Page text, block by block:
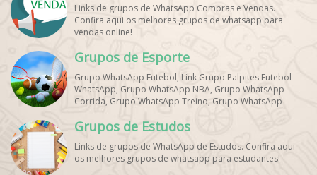
Links de grupos de WhatsApp Compras e Vendas.
Confira aqui os melhores grupos de whatsapp para
vendas online!
Grupos de Esporte
Grupo WhatsApp Futebol, Link Grupo Palpites Futebol
WhatsApp, Grupo WhatsApp NBA, Grupo WhatsApp
Corrida, Grupo WhatsApp Treino, Grupo WhatsApp
WhatsApp, Grupo de Torcedores [Nome do Time]
WhatsApp, Link de Grupos de Esporte Grátis, Grupo
WhatsApp Dicas de Treino, Grupo WhatsApp Futebol Ao
Vivo. Grupo WhatsApp Esporte, Grupos de Esporte
Grupos de Estudos
Links de grupos de WhatsApp de Estudos. Confira aqui
os melhores grupos de whatsapp para estudantes!